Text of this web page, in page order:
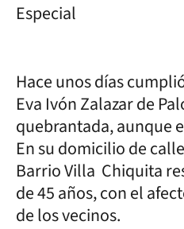
Especial
Hace unos días
Eva Ivón Zalazar de
quebrantada, aunque
En su domicilio de
Barrio Villa Chiquita
de 45 años, con el
de los vecinos.